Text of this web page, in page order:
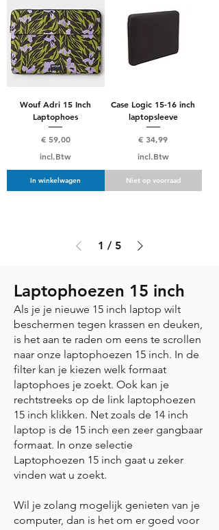
Wouf Adri 15 Inch
Laptophoes
Prijs
€ 59,00
incl.Btw
In winkelwagen
Case Logic 15-16 inch
laptopsleeve
Prijs
€ 34,99
incl.Btw
Niet op voorraad
1 / 5
Laptophoezen 15 inch
Als je je nieuwe 15 inch laptop wilt
beschermen tegen krassen en deuken,
is het aan te raden om eens te scrollen
naar onze laptophoezen 15 inch. In de
filter kan je kiezen welk formaat
laptophoes je zoekt. Ook kan je
rechtstreeks op de link laptophoezen
15 inch klikken. Net zoals de 14 inch
laptop is de 15 inch een zeer gangbaar
formaat. In onze selectie
Laptophoezen 15 inch gaat u zeker
vinden wat u zoekt.
Wil je zolang mogelijk genieten van je
computer, dan is het om er goed voor